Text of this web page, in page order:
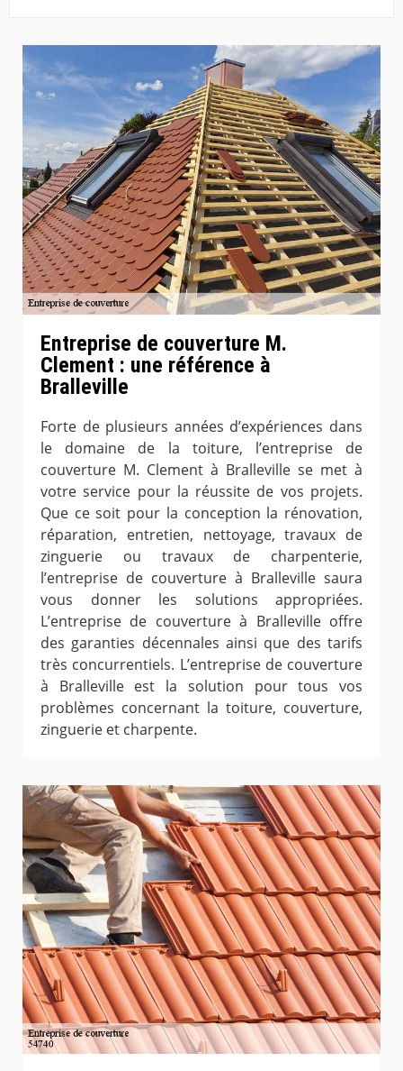
Entreprise de couverture M.
Clement : une référence à
Bralleville
Forte de plusieurs années d’expériences dans
le domaine de la toiture, l’entreprise de
couverture M. Clement à Bralleville se met à
votre service pour la réussite de vos projets.
Que ce soit pour la conception la rénovation,
réparation, entretien, nettoyage, travaux de
zinguerie ou travaux de charpenterie,
l’entreprise de couverture à Bralleville saura
vous donner les solutions appropriées.
L’entreprise de couverture à Bralleville offre
des garanties décennales ainsi que des tarifs
très concurrentiels. L’entreprise de couverture
à Bralleville est la solution pour tous vos
problèmes concernant la toiture, couverture,
zinguerie et charpente.